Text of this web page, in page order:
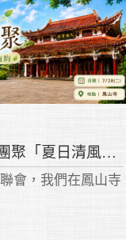
福智教師暑假團聚「夏日清風，與菩薩有約」
會，我們在鳳山寺